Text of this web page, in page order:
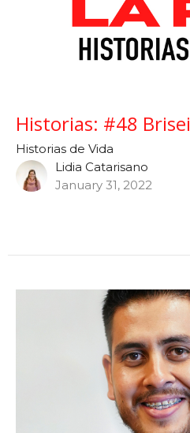
Historias: #48
Historias de Vida
Lidia Catarisano
January 31, 2022